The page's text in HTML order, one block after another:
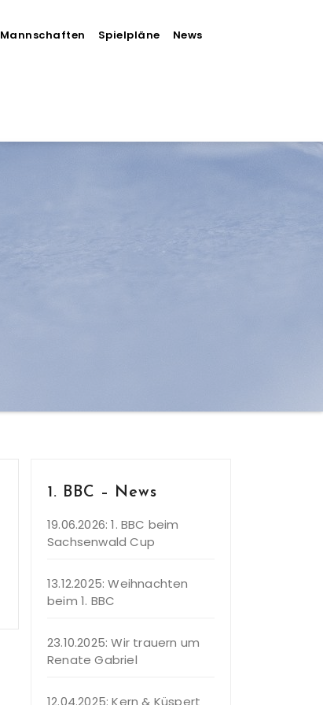
Mannschaften Spielpläne News
1. BBC – News
19.06.2026: 1. BBC beim
Sachsenwald Cup
13.12.2025: Weihnachten
beim 1. BBC
23.10.2025: Wir trauern um
Renate Gabriel
12.04.2025: Kern & Küspert